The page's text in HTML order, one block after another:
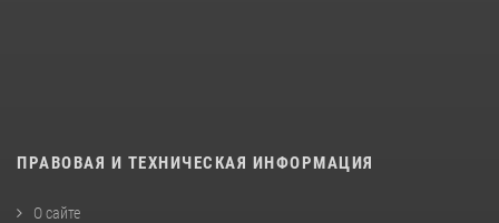
ПРАВОВАЯ И ТЕХНИЧЕСКАЯ ИНФОРМАЦИЯ
О сайте